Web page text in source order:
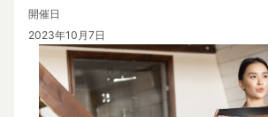
開催日
2023年10月7日